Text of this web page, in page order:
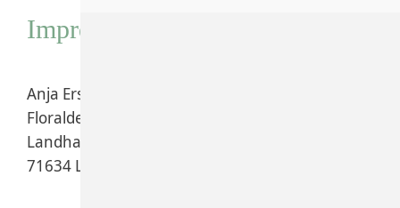
Impressum
Anja Ersing
Floraldesign
Landhausstr. 8
71634 Ludwigsburg